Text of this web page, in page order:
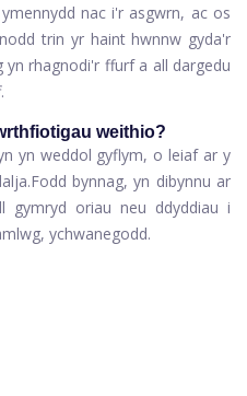
nac i'r asgwrn, ac os
trin yr haint hwnnw gyda'r
rhagnodi'r ffurf a all dargedu
weithio?
yn weddol gyflym, o leiaf ar y
Fodd bynnag, yn dibynnu ar
oriau neu ddyddiau i
ychwanegodd.